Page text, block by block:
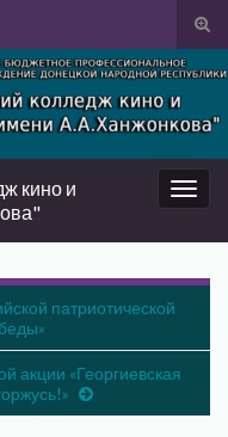
Вкл/
Вкл/
кино и
патриотической
акции «Георгиевская